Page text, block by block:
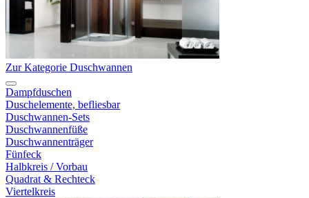
Zur Kategorie Duschwannen
Dampfduschen
Duschelemente, befliesbar
Duschwannen-Sets
Duschwannenfüße
Duschwannenträger
Fünfeck
Halbkreis / Vorbau
Quadrat & Rechteck
Viertelkreis